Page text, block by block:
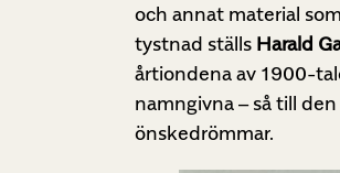
och annat material
tystnad ställs Harald
årtiondena av 1900-
namngivna – så till
önskedrömmar.